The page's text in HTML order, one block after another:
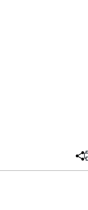
分
文